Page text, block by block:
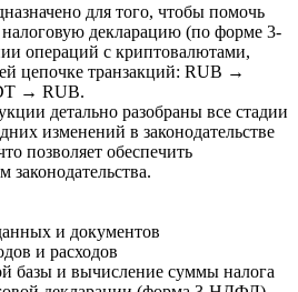
для того, чтобы помочь
декларацию (по форме 3-
операций с криптовалютами,
цепочке транзакций: RUB →
→ RUB.
детально разобраны все стадии
изменений в законодательстве
позволяет обеспечить
законодательства.
и документов
и расходов
базы и вычисление суммы налога